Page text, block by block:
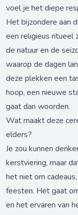
voel je het diepe
Het bijzondere aan
een religieus ritueel
de natuur en de
waarop de dagen
deze plekken een
hoop, een nieuwe
gaat dan woorden.
Wat maakt deze
elders?
Je zou kunnen
kerstviering, maar
het niet om
feesten. Het gaat
en het ervaren van